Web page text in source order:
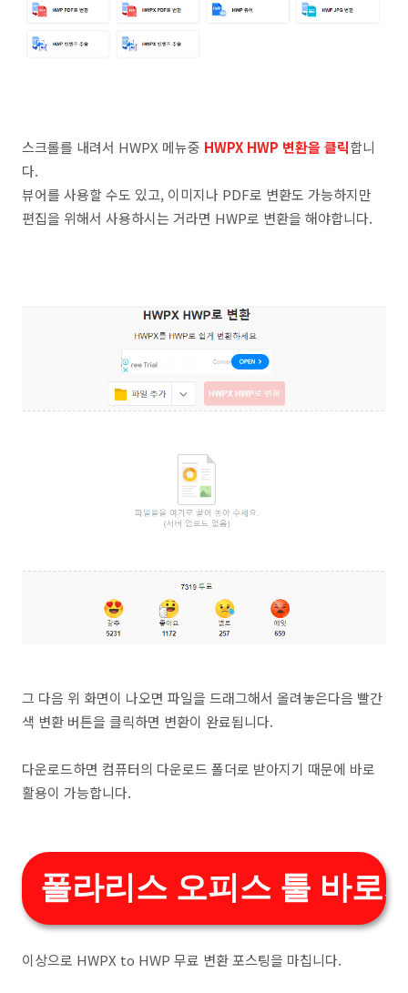
스크롤를 내려서 HWPX 메뉴중 HWPX HWP 변환을 클릭합니
다.
뷰어를 사용할 수도 있고, 이미지나 PDF로 변환도 가능하지만
편집을 위해서 사용하시는 거라면 HWP로 변환을 해야합니다.
그 다음 위 화면이 나오면 파일을 드래그해서 올려놓은다음 빨간
색 변환 버튼을 클릭하면 변환이 완료됩니다.
다운로드하면 컴퓨터의 다운로드 폴더로 받아지기 때문에 바로
활용이 가능합니다.
폴라리스 오피스 툴 바로
이상으로 HWPX to HWP 무료 변환 포스팅을 마칩니다.